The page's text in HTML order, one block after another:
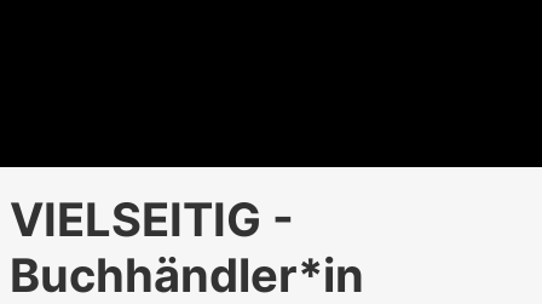
VIELSEITIG -
Buchhändler*in